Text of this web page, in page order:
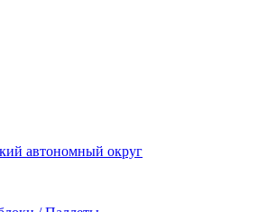
автономный округ